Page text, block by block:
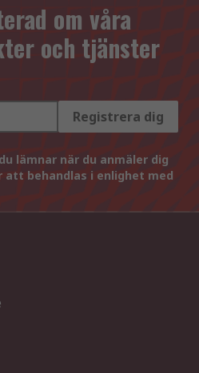
om våra
och tjänster
Registrera dig
lämnar när du anmäler dig
behandlas i enlighet med